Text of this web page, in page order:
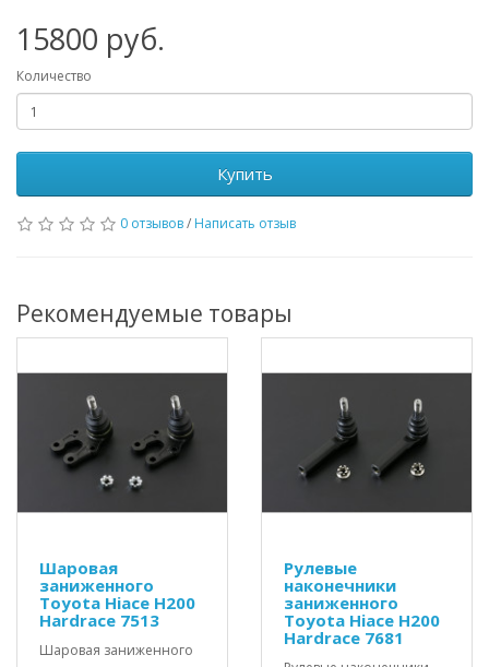
15800 руб.
Количество
Купить
0 отзывов/ Написать отзыв
Рекомендуемые товары
Шаровая
заниженного
Toyota Hiace H200
Hardrace 7513
Шаровая заниженного
Рулевые
наконечники
заниженного
Toyota Hiace H200
Hardrace 7681